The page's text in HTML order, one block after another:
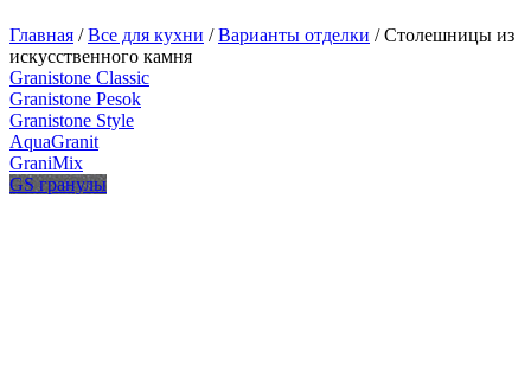
Главная /Все для кухни /Варианты отделки /Столешницы из
искусственного камня
Granistone Classic
Granistone Pesok
Granistone Style
AquaGranit
GraniMix
GS гранулы